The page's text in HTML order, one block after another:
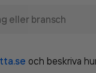
och beskriva